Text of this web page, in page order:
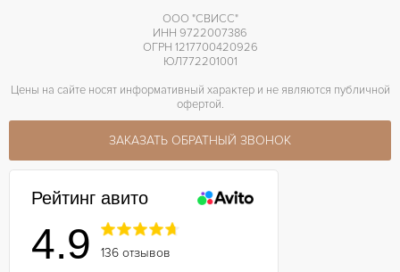
ООО "СВИСС"
ИНН 9722007386
ОГРН 1217700420926
ЮЛ772201001
Цены на сайте носят информативный характер и не являются публичной
офертой.
ЗАКАЗАТЬ ОБРАТНЫЙ ЗВОНОК
Рейтинг авито
4.9 136 отзывов